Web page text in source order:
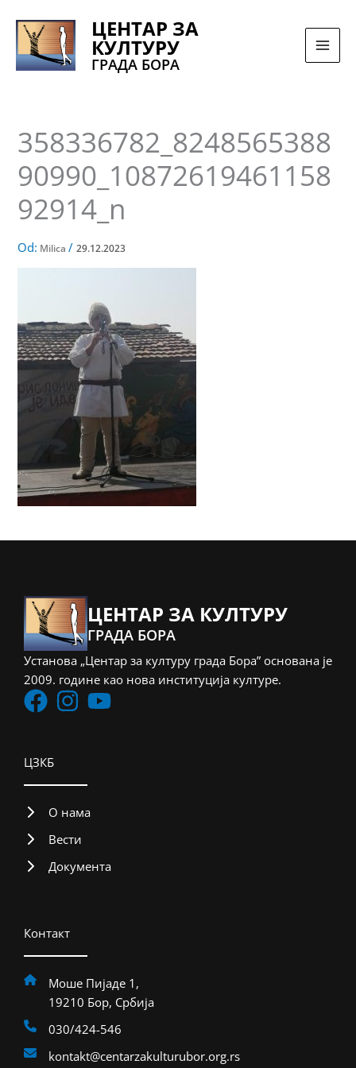
sadržaj
ЦЕНТАР ЗА
КУЛТУРУ
ГРАДА БОРА
358336782_8248565388
90990_10872619461158
92914_n
Od: Milica/29.12.2023
ЦЕНТАР ЗА КУЛТУРУ
ГРАДА БОРА
Установа „Центар за културу града Бора” основана је
2009. године као нова институција културе.
ЦЗКБ
О нама
Вести
Документа
Контакт
Моше Пијаде 1,
19210 Бор, Србија
030/424-546
kontakt@centarzakulturubor.org.rs